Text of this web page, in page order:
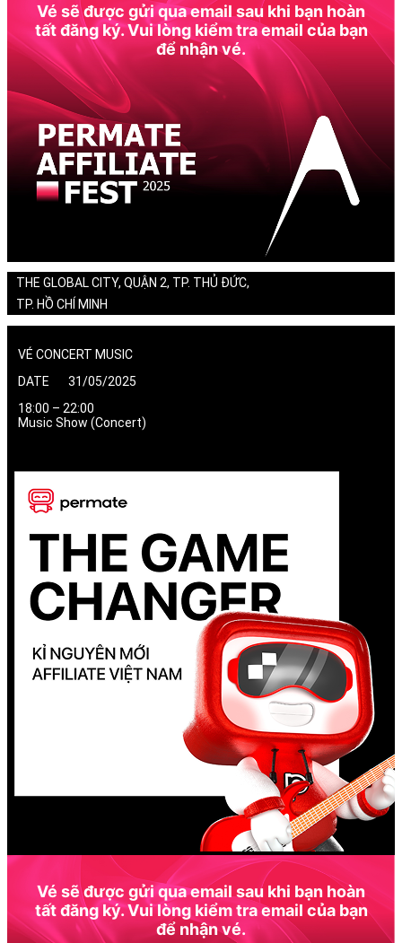
Vé sẽ được gửi qua email sau khi bạn hoàn
tất đăng ký. Vui lòng kiểm tra email của bạn
để nhận vé.
THE GLOBAL CITY, QUẬN 2, TP. THỦ ĐỨC,
TP. HỒ CHÍ MINH
VÉ CONCERT MUSIC
DATE 31/05/2025
18:00 – 22:00
Music Show (Concert)
Vé sẽ được gửi qua email sau khi bạn hoàn
tất đăng ký. Vui lòng kiểm tra email của bạn
để nhận vé.